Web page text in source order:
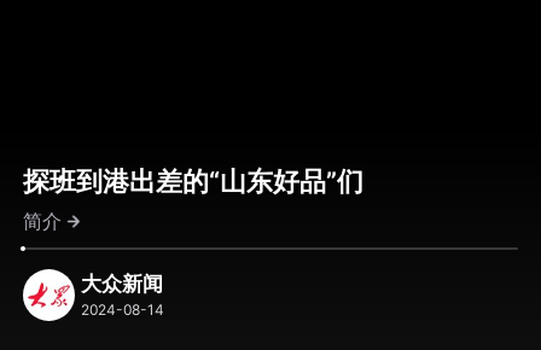
探班到港出差的“山东好品”们
简介
大众新闻
2024-08-14